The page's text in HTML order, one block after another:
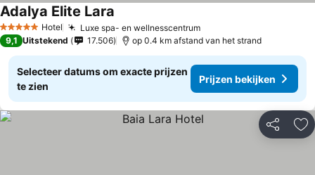
5 Sterren Hotel Luxe spa- en wellnesscentrum
Adalya Elite Lara
9,1 Uitstekend 17.506 op 0.4 km afstand van het strand
Selecteer datums om exacte prijzen
te zien
Prijzen bekijken
Delen